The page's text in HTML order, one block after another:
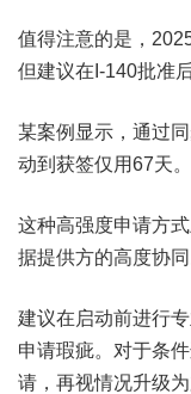
值得注意的是，
但建议在I-140批准
某案例显示，通过
动到获签仅用67天。
这种高强度申请方
据提供方的高度协同
建议在启动前进行
申请瑕疵。对于条
请，再视情况升级